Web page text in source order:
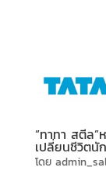
“ทาทา สตีล
เปลี่ยนชีวิตนั
โดย